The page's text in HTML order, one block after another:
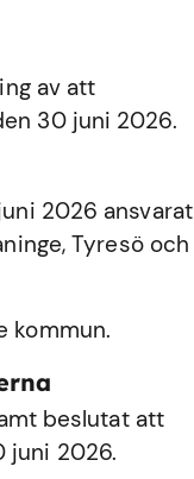
av att
30 juni 2026.
2026 ansvarat
,Tyresöoch
kommun.
beslutat att
juni 2026.